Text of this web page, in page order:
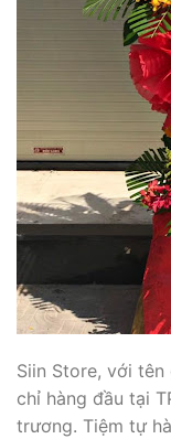
Siin Store, với
chỉ hàng đầu tại
trương. Tiệm tự